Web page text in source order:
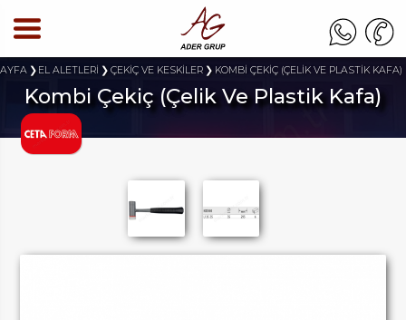
EL ALETLERİ ÇEKİÇ VE KESKİLER KOMBİ ÇEKİÇ (ÇELİK VE PLASTİK KAFA)
Kombi Çekiç (Çelik Ve Plastik Kafa)